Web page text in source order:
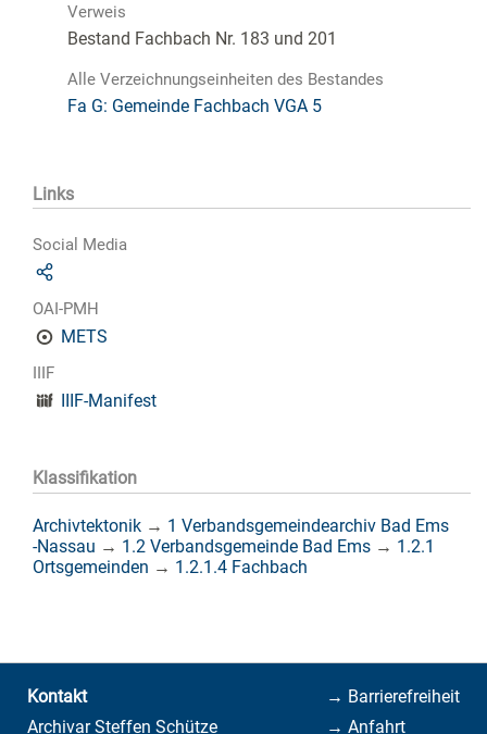
Verweis
Bestand Fachbach Nr. 183 und 201
Alle Verzeichnungseinheiten des Bestandes
Fa G: Gemeinde Fachbach VGA 5
Links
Social Media
OAI-PMH
METS
IIIF
IIIF-Manifest
Klassifikation
Archivtektonik → 1 Verbandsgemeindearchiv Bad Ems
-Nassau → 1.2 Verbandsgemeinde Bad Ems → 1.2.1
Ortsgemeinden → 1.2.1.4 Fachbach
→ Barrierefreiheit
→ Anfahrt
Kontakt
Archivar Steffen Schütze